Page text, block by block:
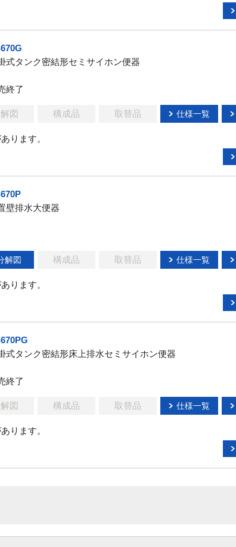
式タンク密結形セミサイホン便器
終了
図 構成品 取替品 仕様一覧
ります。
壁排水大便器
解図 構成品 取替品 仕様一覧
ります。
式タンク密結形床上排水セミサイホン便器
終了
図 構成品 取替品 仕様一覧
ります。